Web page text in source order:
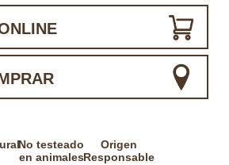
No testeado
en animales
Origen
Responsable